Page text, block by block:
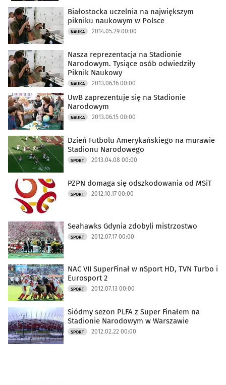
Białostocka uczelnia na największym
pikniku naukowym w Polsce
NAUKA 2014.05.29 00:00
Nasza reprezentacja na Stadionie
Narodowym. Tysiące osób odwiedziły
Piknik Naukowy
NAUKA 2013.06.16 00:00
UwB zaprezentuje się na Stadionie
Narodowym
NAUKA 2013.06.15 00:00
Dzień Futbolu Amerykańskiego na murawie
Stadionu Narodowego
SPORT 2013.04.08 00:00
PZPN domaga się odszkodowania od MSiT
SPORT 2012.10.17 00:00
Seahawks Gdynia zdobyli mistrzostwo
SPORT 2012.07.17 00:00
NAC VII SuperFinał w nSport HD, TVN Turbo i
Eurosport 2
SPORT 2012.07.13 00:00
Siódmy sezon PLFA z Super Finałem na
Stadionie Narodowym w Warszawie
SPORT 2012.02.22 00:00